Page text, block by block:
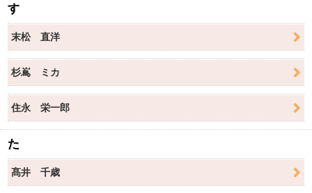
す
末松 直洋
杉嶌 ミカ
住永 栄一郎
た
髙井 千歳